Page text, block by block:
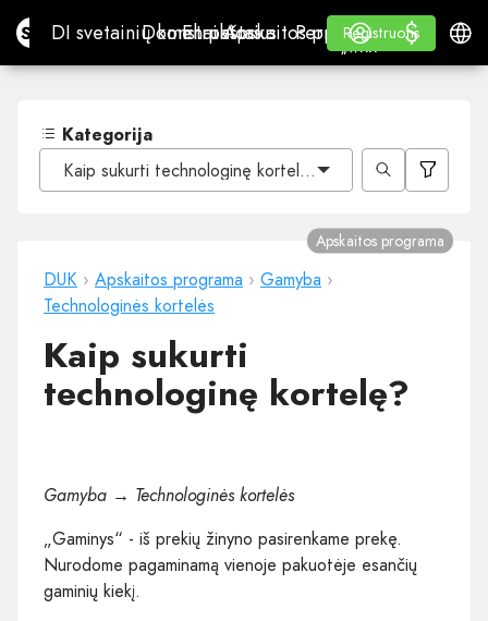
Site.proDI svetainių konstruktorius
DI svetainių konstruktorius
Domenai
DomenaiEl. paštas
El. paštasApskaitos programa
Apskaitos programa
Perpardavėjams
„WHITE LABEL“
Mokymasis
Mokymasis
Registruotis
Registruotis
Prisijungti
$
$
Kategorija
Kaip sukurti technologinę kortelę?
DUK › Apskaitos programa › Gamyba ›
Technologinės kortelės
Apskaitos programa
Kaip sukurti
technologinę kortelę?
Gamyba → Technologinės kortelės
„Gaminys“ - iš prekių žinyno pasirenkame prekę.
Nurodome pagaminamą vienoje pakuotėje esančių
gaminių kiekį.